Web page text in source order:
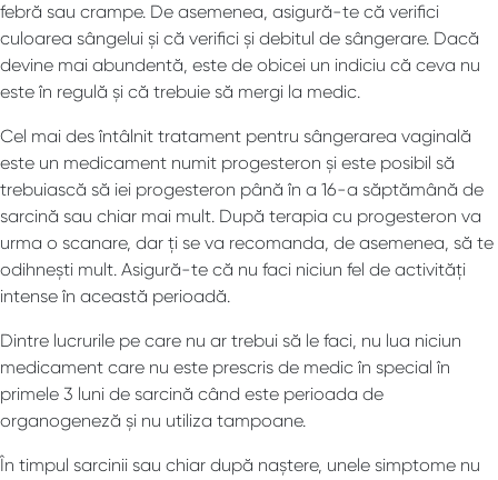
febră sau crampe. De asemenea, asigură-te că verifici
culoarea sângelui și că verifici și debitul de sângerare. Dacă
devine mai abundentă, este de obicei un indiciu că ceva nu
este în regulă și că trebuie să mergi la medic.
Cel mai des întâlnit tratament pentru sângerarea vaginală
este un medicament numit progesteron și este posibil să
trebuiască să iei progesteron până în a 16-a săptămână de
sarcină sau chiar mai mult. După terapia cu progesteron va
urma o scanare, dar ți se va recomanda, de asemenea, să te
odihnești mult. Asigură-te că nu faci niciun fel de activități
intense în această perioadă.
Dintre lucrurile pe care nu ar trebui să le faci, nu lua niciun
medicament care nu este prescris de medic în special în
primele 3 luni de sarcină când este perioada de
organogeneză și nu utiliza tampoane.
În timpul sarcinii sau chiar după naștere, unele simptome nu